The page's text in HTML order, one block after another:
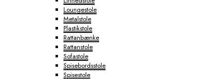
Loungestole
Metalstole
Plastikstole
Rattanbænke
Rattanstole
Sofastole
Spisebordsstole
Spisestole